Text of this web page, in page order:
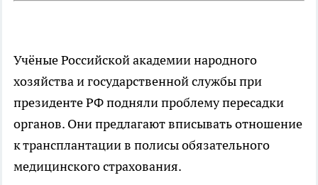
Учёные Российской академии народного
хозяйства и государственной службы при
президенте РФ подняли проблему пересадки
органов. Они предлагают вписывать отношение
к трансплантации в полисы обязательного
медицинского страхования.